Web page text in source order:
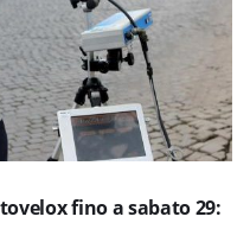
fino a sabato 29: